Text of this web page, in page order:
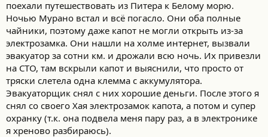
поехали путешествовать из Питера к Белому морю.
Ночью Мурано встал и всё погасло. Они оба полные
чайники, поэтому даже капот не могли открыть из-за
электрозамка. Они нашли на холме интернет, вызвали
эвакуатор за сотни км. и дрожали всю ночь. Их привезли
на СТО, там вскрыли капот и выяснили, что просто от
тряски слетела одна клемма с аккумулятора.
Эвакуаторщик снял с них хорошие деньги. После этого я
снял со своего Хая электрозамок капота, а потом и супер
охранку (т.к. она подвела меня пару раз, а в электронике
я хреново разбираюсь).